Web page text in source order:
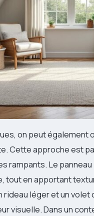
on peut également
Cette approche est
rampants. Le
en apportant
léger et un
visuelle. Dans un